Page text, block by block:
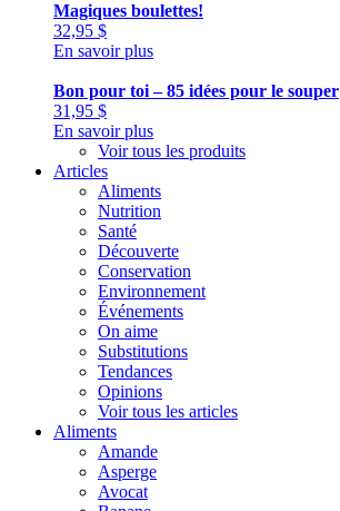
Magiques boulettes!
32,95 $
En savoir plus
Bon pour toi – 85 idées pour le souper
31,95 $
En savoir plus
Voir tous les produits
Articles
Aliments
Nutrition
Santé
Découverte
Conservation
Environnement
Événements
On aime
Substitutions
Tendances
Opinions
Voir tous les articles
Aliments
Amande
Asperge
Avocat